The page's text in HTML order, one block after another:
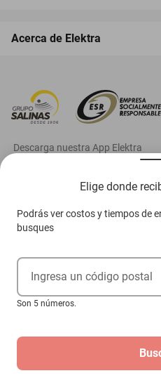
Elige donde
Podrás ver costos y tiempos de
busques
Ingresa un código postal
Son 5 números.
Acerca de Elektra
‎ Descarga nuestra App Elektra
Aviso de privacidad
Términos y condiciones
Términos de promociones
Derechos